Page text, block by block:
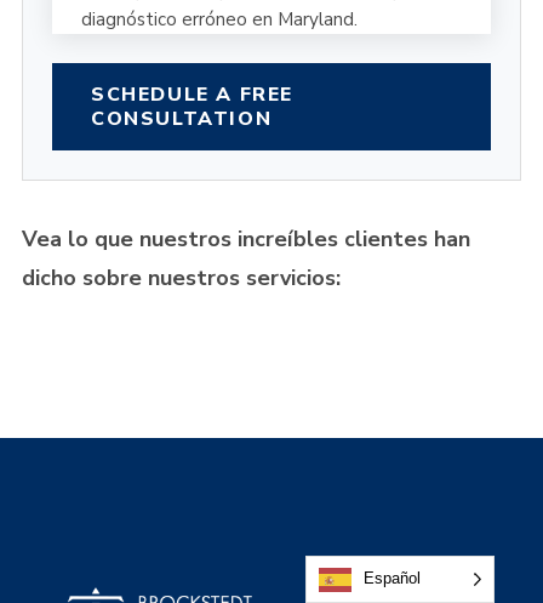
diagnóstico erróneo en Maryland.
SCHEDULE A FREE
CONSULTATION
Vea lo que nuestros increíbles clientes han
dicho sobre nuestros servicios:
Español